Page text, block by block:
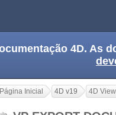
4D. As
Página Inicial 4D v19 4D